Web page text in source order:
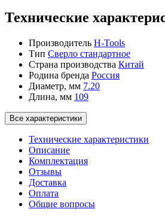
Технические
Производитель H-Tools
Тип Сверло стандартное
Страна производства Китай
Родина бренда Россия
Диаметр, мм 7.20
Длина, мм 109
Все характеристики
Технические характеристики
Описание
Комплектация
Отзывы
Доставка
Оплата
Общие вопросы